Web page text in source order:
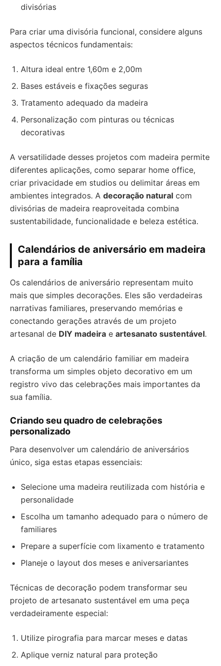
divisórias
Para criar uma divisória funcional, considere alguns
aspectos técnicos fundamentais:
Altura ideal entre 1,60m e 2,00m
Bases estáveis e fixações seguras
Tratamento adequado da madeira
Personalização com pinturas ou técnicas
decorativas
A versatilidade desses projetos com madeira permite
diferentes aplicações, como separar home office,
criar privacidade em studios ou delimitar áreas em
ambientes integrados. A decoração natural com
divisórias de madeira reaproveitada combina
sustentabilidade, funcionalidade e beleza estética.
Calendários de aniversário em madeira
para a família
Os calendários de aniversário representam muito
mais que simples decorações. Eles são verdadeiras
narrativas familiares, preservando memórias e
conectando gerações através de um projeto
artesanal de DIY madeira e artesanato sustentável.
A criação de um calendário familiar em madeira
transforma um simples objeto decorativo em um
registro vivo das celebrações mais importantes da
sua família.
Criando seu quadro de celebrações
personalizado
Para desenvolver um calendário de aniversários
único, siga estas etapas essenciais:
Selecione uma madeira reutilizada com história e
personalidade
Escolha um tamanho adequado para o número de
familiares
Prepare a superfície com lixamento e tratamento
Planeje o layout dos meses e aniversariantes
Técnicas de decoração podem transformar seu
projeto de artesanato sustentável em uma peça
verdadeiramente especial:
Utilize pirografia para marcar meses e datas
Aplique verniz natural para proteção